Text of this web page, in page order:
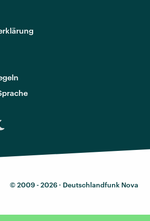
© 2009 - 2026 · Deutschlandfunk Nova